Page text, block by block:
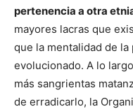
pertenencia a otra
mayores lacras que
que la mentalidad de
evolucionado. A lo
más sangrientas
de erradicarlo, la